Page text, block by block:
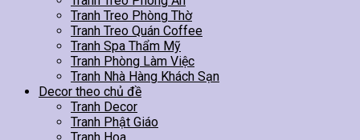
Tranh Treo Phòng Thờ
Tranh Treo Quán Coffee
Tranh Spa Thẩm Mỹ
Tranh Phòng Làm Việc
Tranh Nhà Hàng Khách Sạn
Decor theo chủ đề
Tranh Decor
Tranh Phật Giáo